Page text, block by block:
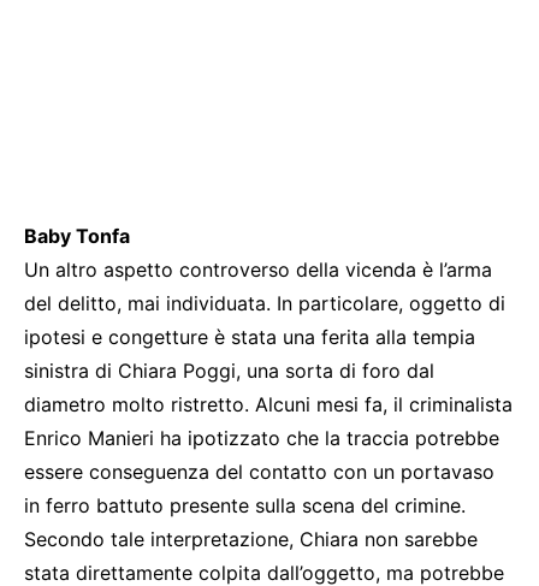
Baby Tonfa
Un altro aspetto controverso della vicenda è l’arma
del delitto, mai individuata. In particolare, oggetto di
ipotesi e congetture è stata una ferita alla tempia
sinistra di Chiara Poggi, una sorta di foro dal
diametro molto ristretto. Alcuni mesi fa, il criminalista
Enrico Manieri ha ipotizzato che la traccia potrebbe
essere conseguenza del contatto con un portavaso
in ferro battuto presente sulla scena del crimine.
Secondo tale interpretazione, Chiara non sarebbe
stata direttamente colpita dall’oggetto, ma potrebbe